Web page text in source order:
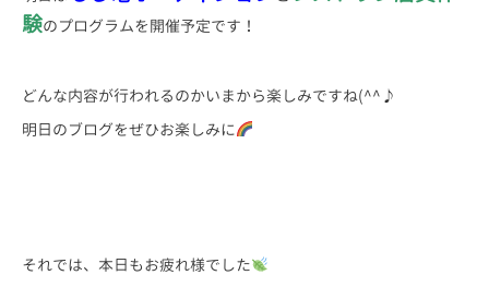
験のプログラムを開催予定です！
どんな内容が行われるのかいまから楽しみですね(^^♪
明日のブログをぜひお楽しみに
それでは、本日もお疲れ様でした